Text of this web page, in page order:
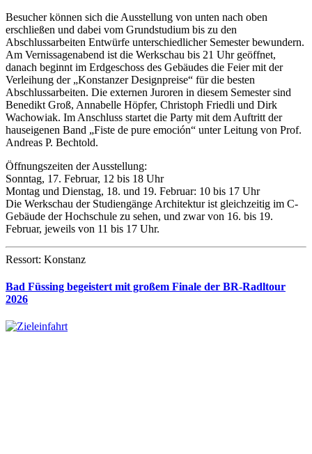
Besucher können sich die Ausstellung von unten nach oben
erschließen und dabei vom Grundstudium bis zu den
Abschlussarbeiten Entwürfe unterschiedlicher Semester bewundern.
Am Vernissagenabend ist die Werkschau bis 21 Uhr geöffnet,
danach beginnt im Erdgeschoss des Gebäudes die Feier mit der
Verleihung der „Konstanzer Designpreise“ für die besten
Abschlussarbeiten. Die externen Juroren in diesem Semester sind
Benedikt Groß, Annabelle Höpfer, Christoph Friedli und Dirk
Wachowiak. Im Anschluss startet die Party mit dem Auftritt der
hauseigenen Band „Fiste de pure emoción“ unter Leitung von Prof.
Andreas P. Bechtold.
Öffnungszeiten der Ausstellung:
Sonntag, 17. Februar, 12 bis 18 Uhr
Montag und Dienstag, 18. und 19. Februar: 10 bis 17 Uhr
Die Werkschau der Studiengänge Architektur ist gleichzeitig im C-
Gebäude der Hochschule zu sehen, und zwar von 16. bis 19.
Februar, jeweils von 11 bis 17 Uhr.
Ressort: Konstanz
Bad Füssing begeistert mit großem Finale der BR-Radltour
2026